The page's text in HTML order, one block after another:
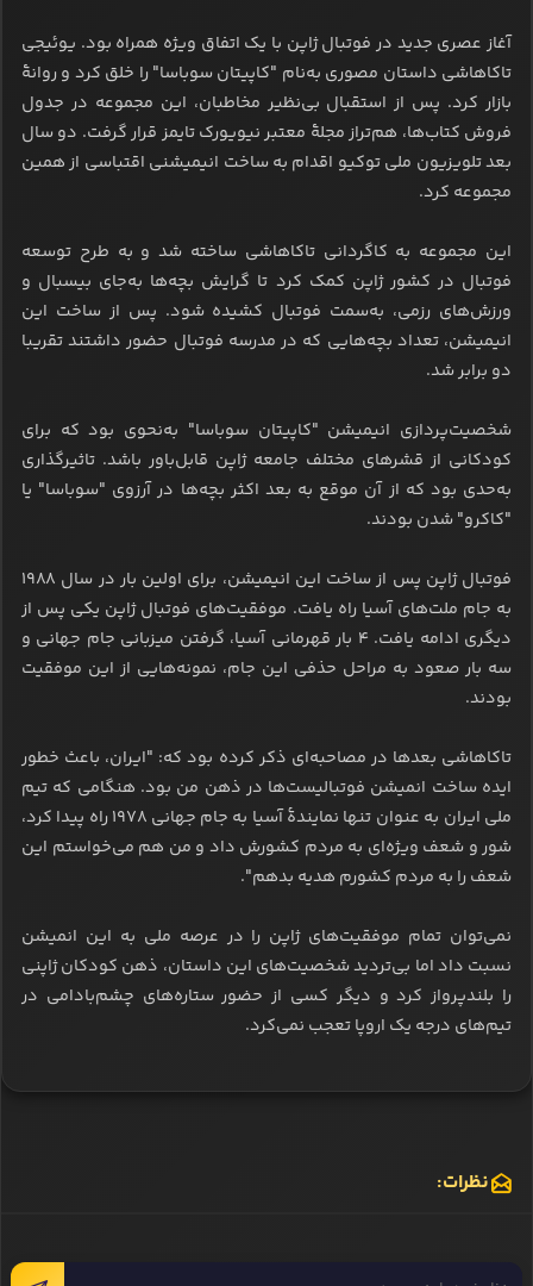
آغاز عصری جدید در فوتبال ژاپن با یک اتفاق ویژه همراه بود. یوئیجی
تاکاهاشی داستان مصوری به‌نام "کاپیتان سوباسا" را خلق کرد و روانۀ
بازار کرد. پس از استقبال بی‌نظیر مخاطبان، این مجموعه در جدول
فروش کتاب‌ها، هم‌تراز مجلۀ معتبر نیویورک تایمز قرار ‌گرفت. دو سال
بعد تلویزیون ملی توکیو اقدام به ساخت انیمیشنی اقتباسی از همین
مجموعه کرد.
این مجموعه به کاگردانی تاکاهاشی ساخته شد و به طرح توسعه
فوتبال در کشور ژاپن کمک کرد تا گرایش بچه‌ها به‌جای بیسبال و
ورزش‌های رزمی، به‌سمت فوتبال کشیده شود. پس از ساخت این
انیمیشن، تعداد بچه‌هایی که در مدرسه فوتبال حضور داشتند تقریبا
دو برابر شد.
شخصیت‌پردازی انیمیشن "کاپیتان سوباسا" به‌نحوی بود که برای
کودکانی از قشرهای مختلف جامعه ژاپن قابل‌باور باشد. تاثیرگذاری
به‌حدی بود که از آن موقع به بعد اکثر بچه‌ها در آرزوی "سوباسا" یا
"کاکرو" شدن بودند.
فوتبال ژاپن پس از ساخت این انیمیشن، برای اولین بار در سال ۱۹۸۸
به جام ملت‌های آسیا راه یافت. موفقیت‌های فوتبال ژاپن یکی پس از
دیگری ادامه یافت. ۴ بار قهرمانی آسیا، گرفتن میزبانی جام جهانی و
سه بار صعود به مراحل حذفی این جام، نمونه‌هایی از این موفقیت
بودند.
تاکاهاشی بعدها در مصاحبه‌ای ذکر کرده بود که: "ایران، باعث خطور
ایده ساخت انمیشن فوتبالیست‌ها در ذهن من بود. هنگامی که تیم
ملی ایران به عنوان تنها نمایندۀ آسیا به جام جهانی ۱۹۷۸ راه پیدا کرد،
شور و شعف ویژه‌ای به مردم کشورش داد و من هم می‌خواستم این
شعف را به مردم کشورم هدیه بدهم".
نمی‌توان تمام موفقیت‌های ژاپن را در عرصه ملی به این انمیشن
نسبت داد اما بی‌تردید شخصیت‌های این داستان، ذهن کودکان ژاپنی
را بلندپرواز کرد و دیگر کسی از حضور ستاره‌های چشم‌بادامی در
تیم‌های درجه یک اروپا تعجب نمی‌کرد.
نظرات: